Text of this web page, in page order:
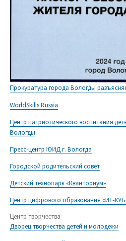
Прокуратура города Вологды
WorldSkills Russia
Центр патриотического воспитания
Вологды
Пресс-центр ЮИД г. Вологда
Городской родительский совет
Детский технопарк «Кванториум»
Центр цифрового образования «ИТ-
Центр творчества
Дворец творчества детей и молодежи